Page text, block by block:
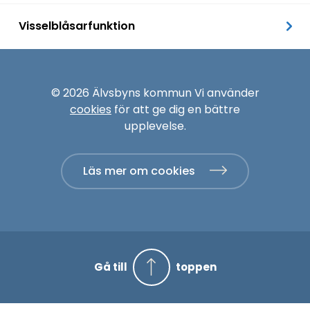
Visselblåsarfunktion
© 2026 Älvsbyns kommun Vi använder
cookies för att ge dig en bättre
upplevelse.
Läs mer om cookies
Gå till toppen